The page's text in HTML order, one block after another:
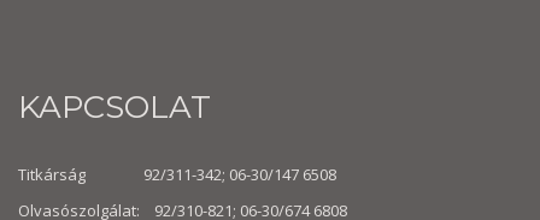
KAPCSOLAT
Titkárság 92/311-342; 06-30/147 6508
Olvasószolgálat: 92/310-821; 06-30/674 6808